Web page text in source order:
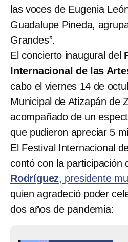
las voces de Eugenia
Guadalupe Pineda,
Grandes”.
El concierto inaugural del
Internacional de las
cabo el viernes 14 de
Municipal de Atizapán de
acompañado de un
que pudieron apreciar 5
El Festival Internacional
contó con la participación
Rodríguez, presidente
quien agradeció poder
dos años de pandemia: